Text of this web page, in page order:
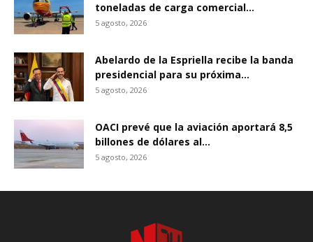
toneladas de carga comercial...
5 agosto, 2026
Abelardo de la Espriella recibe la banda
presidencial para su próxima...
5 agosto, 2026
OACI prevé que la aviación aportará 8,5
billones de dólares al...
5 agosto, 2026